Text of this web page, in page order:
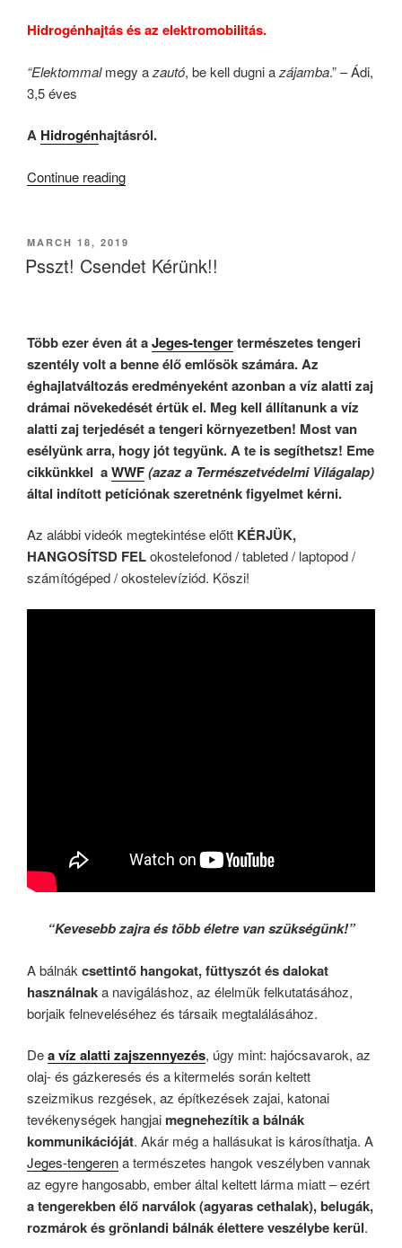
Hidrogénhajtás és az elektromobilitás.
“Elektommalmegy azautó, be kell dugni azájamba.” – Ádi,
3,5 éves
A Hidrogénhajtásról.
Continue reading“KB023
E-
Mobilitás
POSTED
ON
MARCH 18, 2019
Psszt! Csendet Kérünk!!
Több ezer éven át aJeges-tengertermészetes tengeri
szentély volt a benne élő emlősök számára. Az
éghajlatváltozás eredményeként azonban a víz alatti zaj
drámai növekedését értük el. Meg kell állítanunk a víz
alatti zaj terjedését a tengeri környezetben! Most van
esélyünk arra, hogy jót tegyünk. A te is segíthetsz! Eme
cikkünkkel aWWF(azaz a Természetvédelmi Világalap)
által indított petíciónak szeretnénk figyelmet kérni.
Az alábbi videók megtekintése előtt KÉRJÜK,
HANGOSÍTSD FELokostelefonod / tableted / laptopod /
számítógéped / okostelevíziód. Köszi!
“Kevesebb zajra és több életre van szükségünk!”
A bálnák csettintő hangokat, füttyszót és dalokat
használnaka navigáláshoz, az élelmük felkutatásához,
borjaik felneveléséhez és társaik megtalálásához.
Dea víz alatti zajszennyezés, úgy mint: hajócsavarok, az
olaj- és gázkeresés és a kitermelés során keltett
szeizmikus rezgések, az építkezések zajai, katonai
tevékenységek hangjai megnehezítik a bálnák
kommunikációját. Akár még a hallásukat is károsíthatja. A
Jeges-tengerena természetes hangok veszélyben vannak
az egyre hangosabb, ember által keltett lárma miatt – ezért
a tengerekben élő narválok (agyaras cethalak), belugák,
rozmárok és grönlandi bálnák élettere veszélybe kerül.